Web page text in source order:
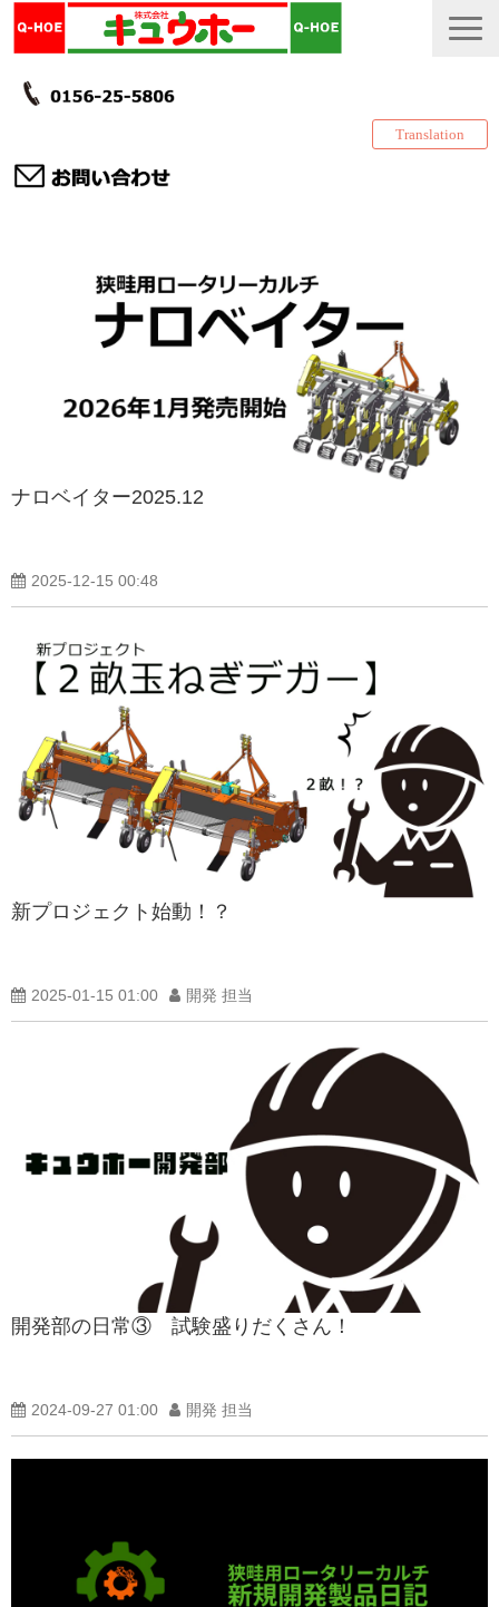
Translation
カタログ・冊子 DL
説明書
会社情報
ナロベイター2025.12
2025-12-15 00:48
新プロジェクト始動！？
2025-01-15 01:00 開発 担当
開発部の日常③ 試験盛りだくさん！
2024-09-27 01:00 開発 担当